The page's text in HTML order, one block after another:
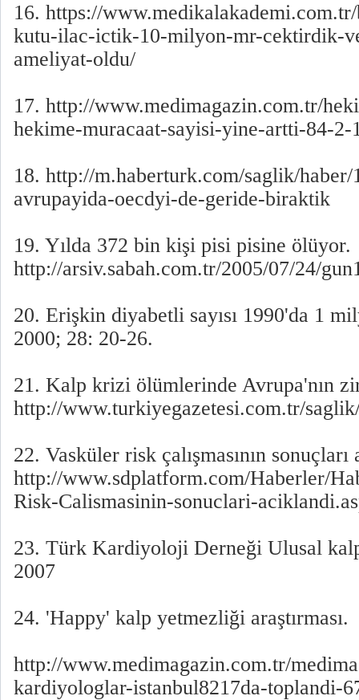
16. https://
kutu-ilac-ictik-10-milyon-mr-cektirdik-
ameliyat-oldu/
17. http://www.medimagazin.com.tr/
hekime-muracaat-sayisi-yine-artti-84-2-
18. http://m.haberturk.com/saglik/
avrupayida-oecdyi-de-geride-biraktik
19. Yılda 372 bin kişi pisi pisine ölüyor.
http://arsiv.sabah.com.tr/2005/07/24/
20. Erişkin diyabetli sayısı 1990'da 1
2000; 28: 20-26.
21. Kalp krizi ölümlerinde Avrupa'nın
http://www.turkiyegazetesi.com.tr/
22. Vasküler risk çalışmasının sonuçları
http://www.sdplatform.com/Haberler/
Risk-Calismasinin-sonuclari-
23. Türk Kardiyoloji Derneği Ulusal
2007
24. 'Happy' kalp yetmezliği araştırması.
http://www.medimagazin.com.tr/
kardiyologlar-istanbul8217da-toplandi-